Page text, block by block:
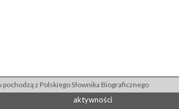
z Polskiego Słownika Biograficznego
aktywności